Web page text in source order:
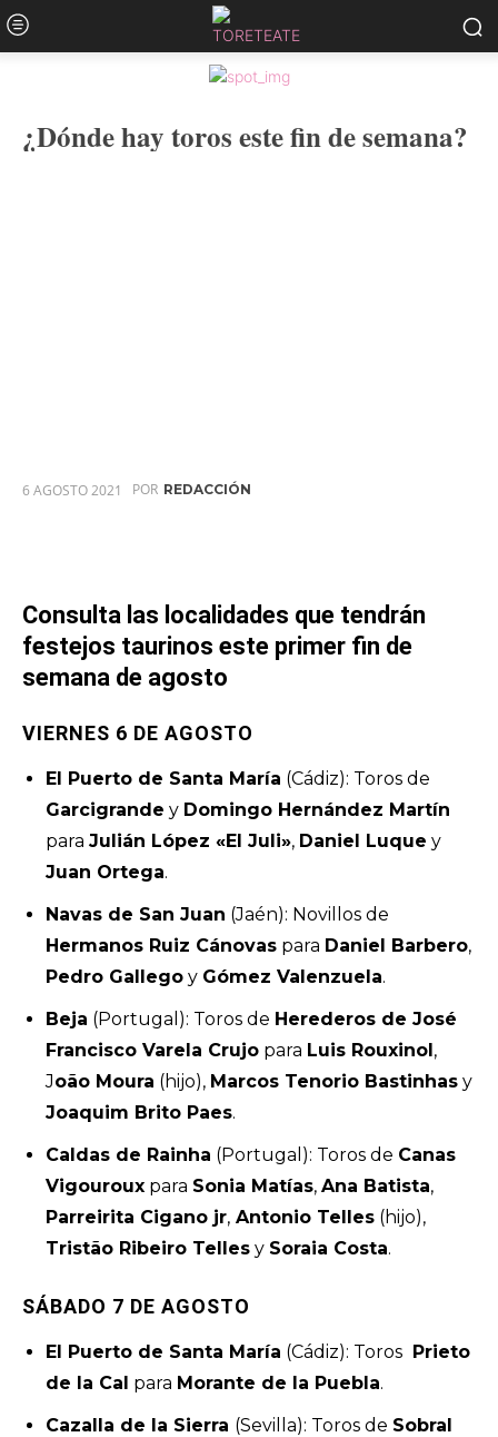
¿Dónde hay toros este fin de semana?
6 AGOSTO 2021 POR REDACCIÓN
Consulta las localidades que tendrán
festejos taurinos este primer fin de
semana de agosto
VIERNES 6 DE AGOSTO
El Puerto de Santa María (Cádiz): Toros de
Garcigrande y Domingo Hernández Martín
para Julián López «El Juli», Daniel Luque y
Juan Ortega.
Navas de San Juan (Jaén): Novillos de
Hermanos Ruiz Cánovas para Daniel Barbero,
Pedro Gallego y Gómez Valenzuela.
Beja (Portugal): Toros de Herederos de José
Francisco Varela Crujo para Luis Rouxinol,
João Moura (hijo), Marcos Tenorio Bastinhas y
Joaquim Brito Paes.
Caldas de Rainha (Portugal): Toros de Canas
Vigouroux para Sonia Matías, Ana Batista,
Parreirita Cigano jr, Antonio Telles (hijo),
Tristão Ribeiro Telles y Soraia Costa.
SÁBADO 7 DE AGOSTO
El Puerto de Santa María (Cádiz): Toros Prieto
de la Cal para Morante de la Puebla.
Cazalla de la Sierra (Sevilla): Toros de Sobral